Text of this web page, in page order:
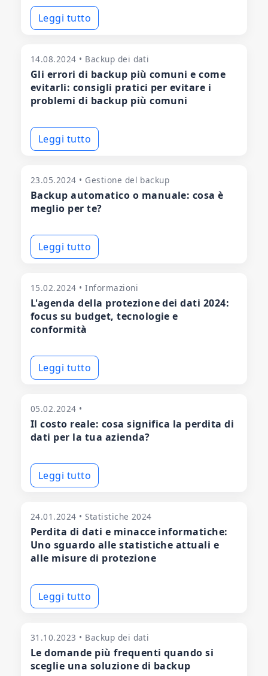
Leggi tutto
14.08.2024 • Backup dei dati
Gli errori di backup più comuni e come
evitarli: consigli pratici per evitare i
problemi di backup più comuni
Leggi tutto
23.05.2024 • Gestione del backup
Backup automatico o manuale: cosa è
meglio per te?
Leggi tutto
15.02.2024 • Informazioni
L'agenda della protezione dei dati 2024:
focus su budget, tecnologie e
conformità
Leggi tutto
05.02.2024 •
Il costo reale: cosa significa la perdita di
dati per la tua azienda?
Leggi tutto
24.01.2024 • Statistiche 2024
Perdita di dati e minacce informatiche:
Uno sguardo alle statistiche attuali e
alle misure di protezione
Leggi tutto
31.10.2023 • Backup dei dati
Le domande più frequenti quando si
sceglie una soluzione di backup